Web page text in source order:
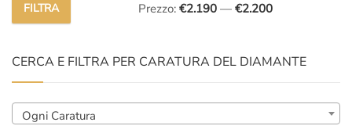
Prezzo
Prezzo
FILTRA Prezzo: €2.190 — €2.200
CERCA E FILTRA PER CARATURA DEL DIAMANTE
Ogni Caratura